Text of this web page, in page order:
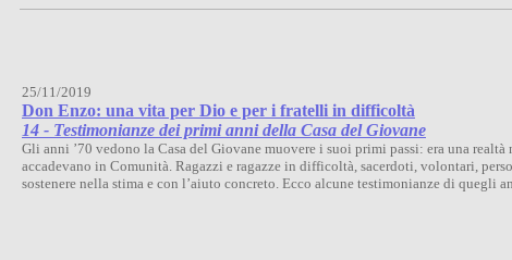
25/11/2019
Don Enzo: una vita per Dio e per i fratelli in difficoltà
14 - Testimonianze dei primi anni della Casa del Giovane
Gli anni ’70 vedono la Casa del Giovane muovere i suoi primi passi: era una
accadevano in Comunità. Ragazzi e ragazze in difficoltà, sacerdoti, volontari,
sostenere nella stima e con l’aiuto concreto. Ecco alcune testimonianze di quegli